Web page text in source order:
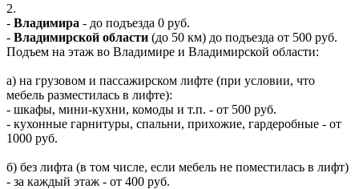
2.
- Владимира - до подъезда 0 руб.
- Владимирской области (до 50 км) до подъезда от 500 руб.
Подъем на этаж во Владимире и Владимирской области:
а) на грузовом и пассажирском лифте (при условии, что
мебель разместилась в лифте):
- шкафы, мини-кухни, комоды и т.п. - от 500 руб.
- кухонные гарнитуры, спальни, прихожие, гардеробные - от
1000 руб.
б) без лифта (в том числе, если мебель не поместилась в лифт)
- за каждый этаж - от 400 руб.